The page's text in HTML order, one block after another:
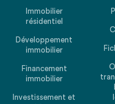
Immobilier
résidentiel
Développement
immobilier
Financement
immobilier
Investissement et